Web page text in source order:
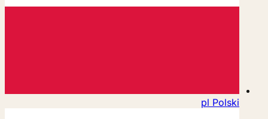
plPolski